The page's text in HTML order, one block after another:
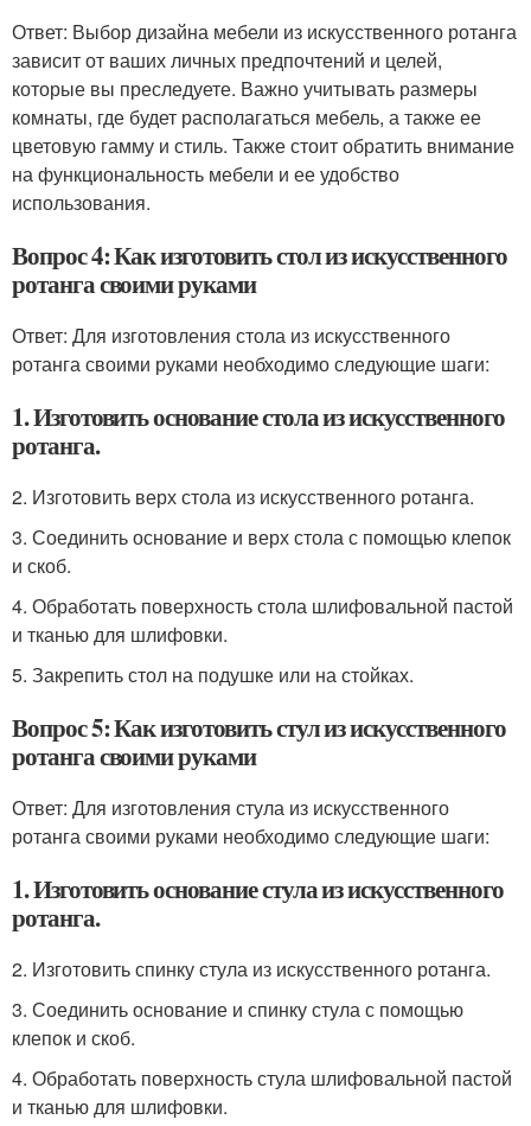
Ответ: Выбор дизайна мебели из искусственного ротанга
зависит от ваших личных предпочтений и целей,
которые вы преследуете. Важно учитывать размеры
комнаты, где будет располагаться мебель, а также ее
цветовую гамму и стиль. Также стоит обратить внимание
на функциональность мебели и ее удобство
использования.
Вопрос 4: Как изготовить стол из искусственного
ротанга своими руками
Ответ: Для изготовления стола из искусственного
ротанга своими руками необходимо следующие шаги:
1. Изготовить основание стола из искусственного
ротанга.
2. Изготовить верх стола из искусственного ротанга.
3. Соединить основание и верх стола с помощью клепок
и скоб.
4. Обработать поверхность стола шлифовальной пастой
и тканью для шлифовки.
5. Закрепить стол на подушке или на стойках.
Вопрос 5: Как изготовить стул из искусственного
ротанга своими руками
Ответ: Для изготовления стула из искусственного
ротанга своими руками необходимо следующие шаги:
1. Изготовить основание стула из искусственного
ротанга.
2. Изготовить спинку стула из искусственного ротанга.
3. Соединить основание и спинку стула с помощью
клепок и скоб.
4. Обработать поверхность стула шлифовальной пастой
и тканью для шлифовки.